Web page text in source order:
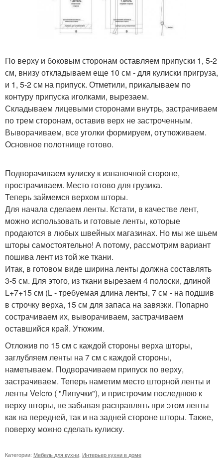
По верху и боковым сторонам оставляем припуски 1, 5-2
см, внизу откладываем еще 10 см - для кулиски пригруза,
и 1, 5-2 см на припуск. Отметили, прикалываем по
контуру припуска иголками, вырезаем.
Складываем лицевыми сторонами внутрь, застрачиваем
по трем сторонам, оставив верх не застроченным.
Выворачиваем, все уголки формируем, отутюживаем.
Основное полотнище готово.
Подворачиваем кулиску к изнаночной стороне,
прострачиваем. Место готово для грузика.
Теперь займемся верхом шторы.
Для начала сделаем ленты. Кстати, в качестве лент,
можно использовать и готовые ленты, которые
продаются в любых швейных магазинах. Но мы же шьем
шторы самостоятельно! А потому, рассмотрим вариант
пошива лент из той же ткани.
Итак, в готовом виде ширина ленты должна составлять
3-5 см. Для этого, из ткани вырезаем 4 полоски, длиной
L+7+15 см (L - требуемая длина ленты, 7 см - на подшив
в строчку верха, 15 см для запаса на завязки. Попарно
сострачиваем их, выворачиваем, застрачиваем
оставшийся край. Утюжим.
Отложив по 15 см с каждой стороны верха шторы,
заглубляем ленты на 7 см с каждой стороны,
наметываем. Подворачиваем припуск по верху,
застрачиваем. Теперь наметим место шторной ленты и
ленты Velcro ( "Липучки"), и пристрочим последнюю к
верху шторы, не забывая расправлять при этом ленты
как на передней, так и на задней стороне шторы. Также,
поверху можно сделать кулиску.
Категории: Мебель для кухни, Интерьер кухни в доме